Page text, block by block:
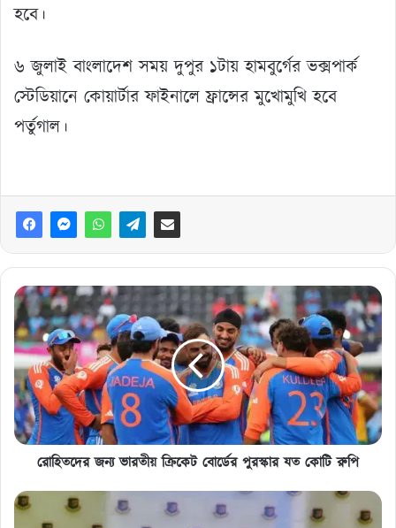
হবে।
৬ জুলাই বাংলাদেশ সময় দুপুর ১টায় হামবুর্গের ভক্সপার্ক
স্টেডিয়ানে কোয়ার্টার ফাইনালে ফ্রান্সের মুখোমুখি হবে
পর্তুগাল।
রোহিতদের
জন্য
ভারতীয়
ক্রিকেট
বোর্ডের
পুরস্কার
যত
কোটি
রুপি
রোহিতদের জন্য ভারতীয় ক্রিকেট বোর্ডের পুরস্কার যত কোটি রুপি
বোর্ড
মিটিং